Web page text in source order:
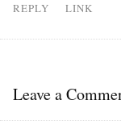
REPLY LINK
Leave a